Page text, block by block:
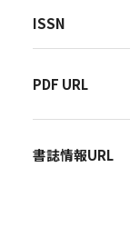
ISSN
PDF URL
書誌情報URL